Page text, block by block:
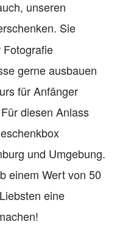
unseren
Sie
Fotografie
gerne ausbauen
für Anfänger
diesen Anlass
und Umgebung.
einem Wert von 50
eine